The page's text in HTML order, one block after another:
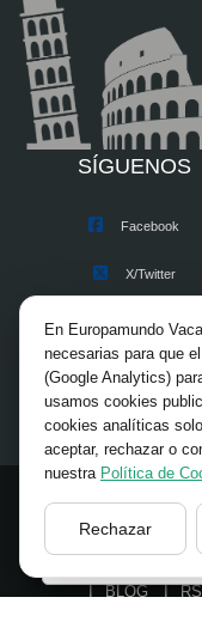
SÍGUENOS
Facebook
X/Twitter
Blog
Opiniones
©
Todos
BLOG
Bienvenido a
en
Wellcome to
En Europamundo
necesarias para que
(Google Analytics)
usamos cookies
cookies analíticas
aceptar, rechazar o
nuestra Política de
Rechazar